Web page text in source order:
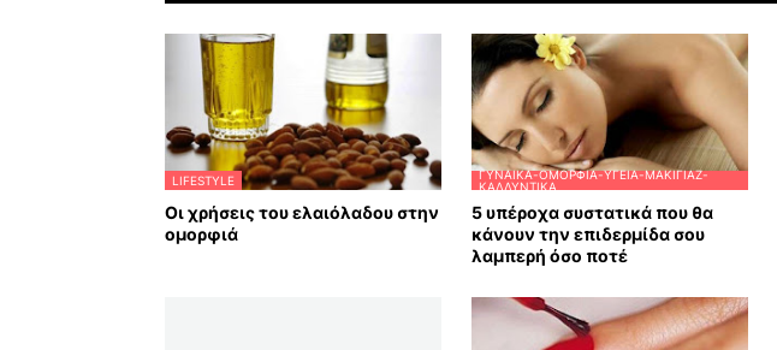
LIFESTYLE
Οι χρήσεις του ελαιόλαδου στην
ομορφιά
ΓΥΝΑΊΚΑ-ΟΜΟΡΦΙΆ-ΥΓΕΊΑ-ΜΑΚΙΓΙΆΖ-
ΚΑΛΛΥΝΤΙΚΆ
5 υπέροχα συστατικά που θα
κάνουν την επιδερμίδα σου
λαμπερή όσο ποτέ